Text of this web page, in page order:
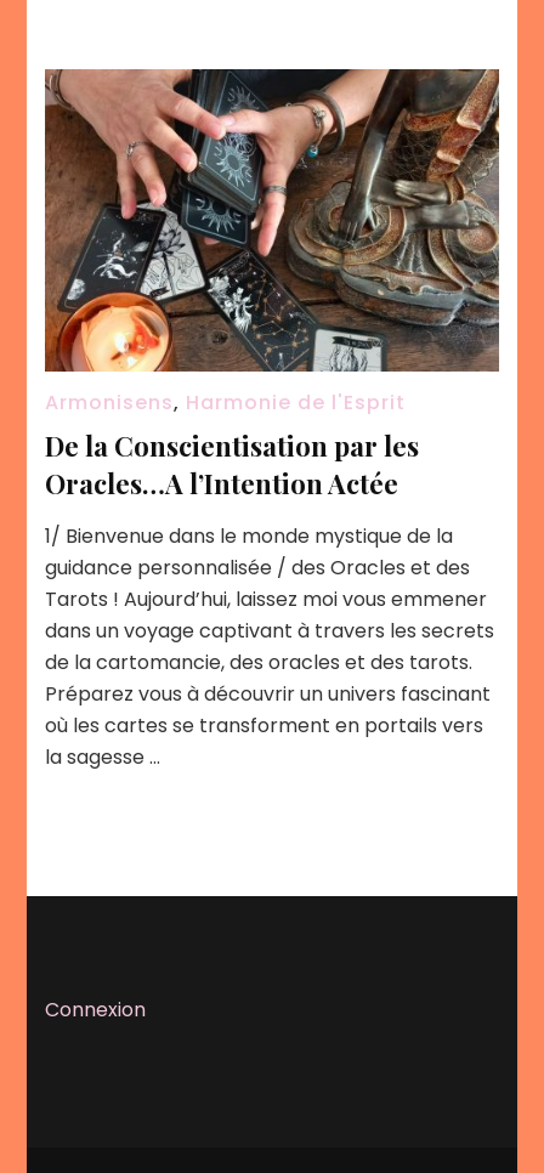
Armonisens, Harmonie de l'Esprit
De la Conscientisation par les
Oracles…A l’Intention Actée
1/ Bienvenue dans le monde mystique de la
guidance personnalisée / des Oracles et des
Tarots ! Aujourd’hui, laissez moi vous emmener
dans un voyage captivant à travers les secrets
de la cartomancie, des oracles et des tarots.
Préparez vous à découvrir un univers fascinant
où les cartes se transforment en portails vers
la sagesse …
Connexion